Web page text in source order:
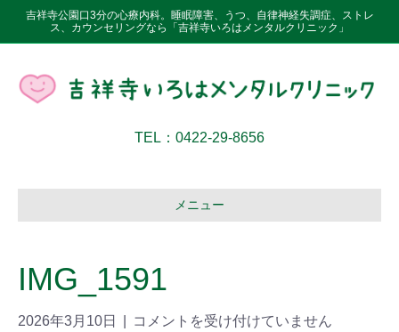
吉祥寺公園口3分の心療内科。睡眠障害、うつ、自律神経失調症、ストレ
ス、カウンセリングなら「吉祥寺いろはメンタルクリニック」
TEL：0422-29-8656
メニュー
IMG_1591
2026年3月10日 コメントを受け付けていません